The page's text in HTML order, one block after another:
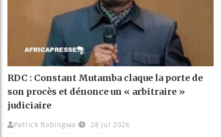
RDC : Constant Mutamba claque la porte de
son procès et dénonce un « arbitraire »
judiciaire
Patrick Babingwa 28 Jul 2026